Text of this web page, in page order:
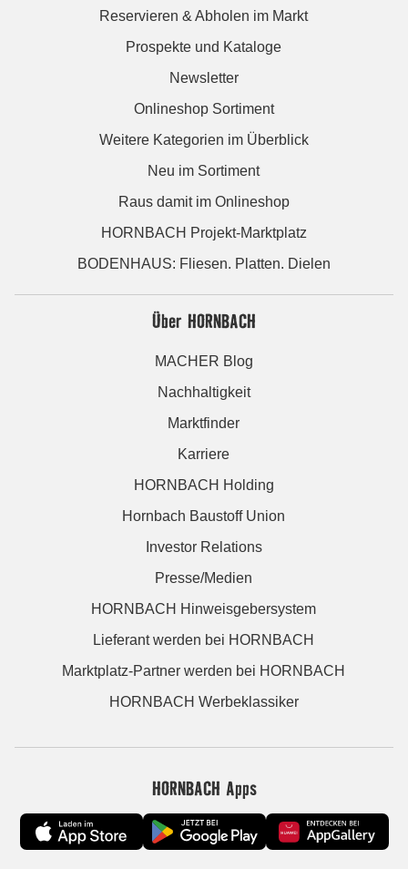
Reservieren & Abholen im Markt
Prospekte und Kataloge
Newsletter
Onlineshop Sortiment
Weitere Kategorien im Überblick
Neu im Sortiment
Raus damit im Onlineshop
HORNBACH Projekt-Marktplatz
BODENHAUS: Fliesen. Platten. Dielen
Über HORNBACH
MACHER Blog
Nachhaltigkeit
Marktfinder
Karriere
HORNBACH Holding
Hornbach Baustoff Union
Investor Relations
Presse/Medien
HORNBACH Hinweisgebersystem
Lieferant werden bei HORNBACH
Marktplatz-Partner werden bei HORNBACH
HORNBACH Werbeklassiker
HORNBACH Apps